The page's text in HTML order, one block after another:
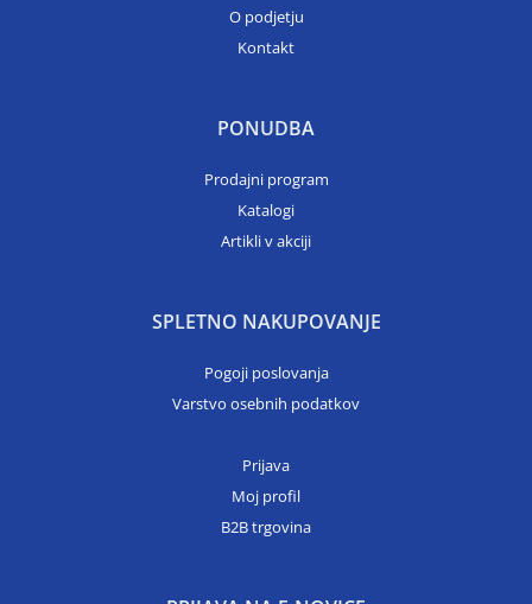
O podjetju
Kontakt
PONUDBA
Prodajni program
Katalogi
Artikli v akciji
SPLETNO NAKUPOVANJE
Pogoji poslovanja
Varstvo osebnih podatkov
Prijava
Moj profil
B2B trgovina